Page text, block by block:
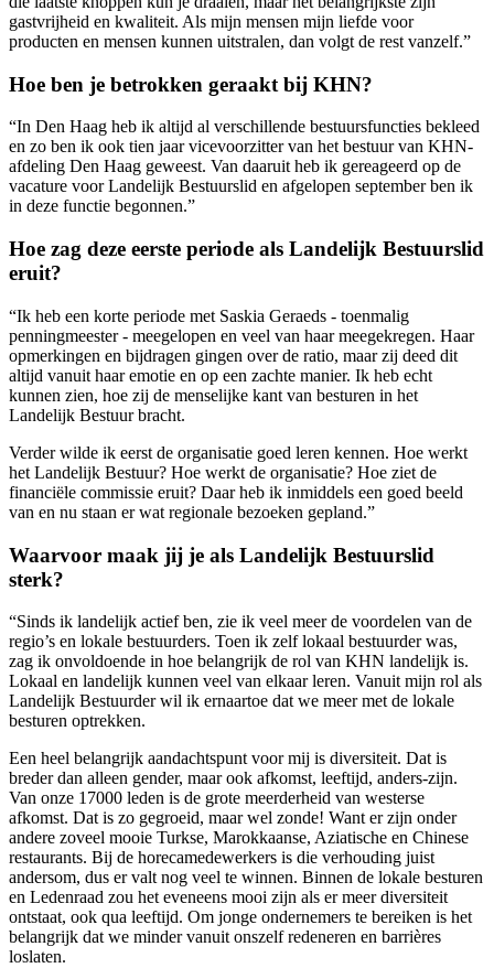
gastvrijheid en kwaliteit. Als mijn mensen mijn liefde voor
producten en mensen kunnen uitstralen, dan volgt de rest vanzelf.”
Hoe ben je betrokken geraakt bij KHN?
“In Den Haag heb ik altijd al verschillende bestuursfuncties bekleed
en zo ben ik ook tien jaar vicevoorzitter van het bestuur van KHN-
afdeling Den Haag geweest. Van daaruit heb ik gereageerd op de
vacature voor Landelijk Bestuurslid en afgelopen september ben ik
in deze functie begonnen.”
Hoe zag deze eerste periode als Landelijk Bestuurslid
eruit?
“Ik heb een korte periode met Saskia Geraeds - toenmalig
penningmeester - meegelopen en veel van haar meegekregen. Haar
opmerkingen en bijdragen gingen over de ratio, maar zij deed dit
altijd vanuit haar emotie en op een zachte manier. Ik heb echt
kunnen zien, hoe zij de menselijke kant van besturen in het
Landelijk Bestuur bracht.
Verder wilde ik eerst de organisatie goed leren kennen. Hoe werkt
het Landelijk Bestuur? Hoe werkt de organisatie? Hoe ziet de
financiële commissie eruit? Daar heb ik inmiddels een goed beeld
van en nu staan er wat regionale bezoeken gepland.”
Waarvoor maak jij je als Landelijk Bestuurslid
sterk?
“Sinds ik landelijk actief ben, zie ik veel meer de voordelen van de
regio’s en lokale bestuurders. Toen ik zelf lokaal bestuurder was,
zag ik onvoldoende in hoe belangrijk de rol van KHN landelijk is.
Lokaal en landelijk kunnen veel van elkaar leren. Vanuit mijn rol als
Landelijk Bestuurder wil ik ernaartoe dat we meer met de lokale
besturen optrekken.
Een heel belangrijk aandachtspunt voor mij is diversiteit. Dat is
breder dan alleen gender, maar ook afkomst, leeftijd, anders-zijn.
Van onze 17000 leden is de grote meerderheid van westerse
afkomst. Dat is zo gegroeid, maar wel zonde! Want er zijn onder
andere zoveel mooie Turkse, Marokkaanse, Aziatische en Chinese
restaurants. Bij de horecamedewerkers is die verhouding juist
andersom, dus er valt nog veel te winnen. Binnen de lokale besturen
en Ledenraad zou het eveneens mooi zijn als er meer diversiteit
ontstaat, ook qua leeftijd. Om jonge ondernemers te bereiken is het
belangrijk dat we minder vanuit onszelf redeneren en barrières
loslaten.